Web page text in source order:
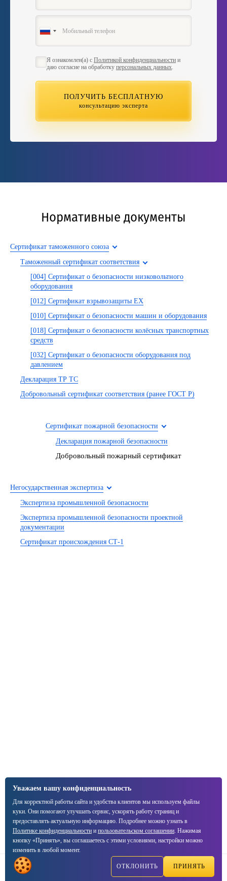
Я ознакомлен(а) с Политикой конфиденциальности и
даю согласие на обработку персональных данных.
ПОЛУЧИТЬ БЕСПЛАТНУЮ
консультацию эксперта
Нормативные документы
Сертификат таможенного союза
Таможенный сертификат соответствия
[004] Сертификат о безопасности низковольтного
оборудования
[012] Сертификат взрывозащиты EX
[010] Сертификат о безопасности машин и оборудования
[018] Сертификат о безопасности колёсных транспортных
средств
[032] Сертификат о безопасности оборудования под
давлением
Декларация ТР ТС
Добровольный сертификат соответствия (ранее ГОСТ Р)
Сертификат пожарной безопасности
Декларация пожарной безопасности
Добровольный пожарный сертификат
Негосударственная экспертиза
Экспертиза промышленной безопасности
Экспертиза промышленной безопасности проектной
документации
Сертификат происхождения СТ-1
Позвонить
Уважаем вашу конфиденциальность
Для корректной работы сайта и удобства клиентов мы используем файлы
куки. Они помогают улучшать сервис, ускорять работу страниц и
предоставлять актуальную информацию. Подробнее можно узнать в
Политике конфиденциальности и пользовательском соглашении. Нажимая
кнопку «Принять», вы соглашаетесь с этими условиями, настройки можно
изменить в любой момент.
ОТКЛОНИТЬ ПРИНЯТЬ